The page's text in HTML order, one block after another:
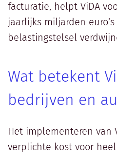
facturatie, helpt ViDA
jaarlijks miljarden
belastingstelsel
Wat betekent
bedrijven en
Het implementeren van
verplichte kost voor heel